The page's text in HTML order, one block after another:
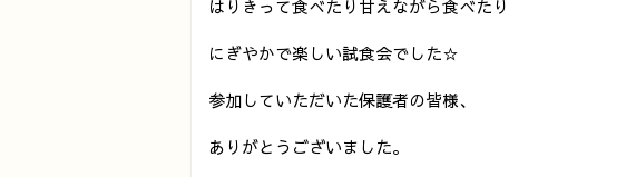
はりきって食べたり甘えながら食べたり
にぎやかで楽しい試食会でした☆
参加していただいた保護者の皆様、
ありがとうございました。